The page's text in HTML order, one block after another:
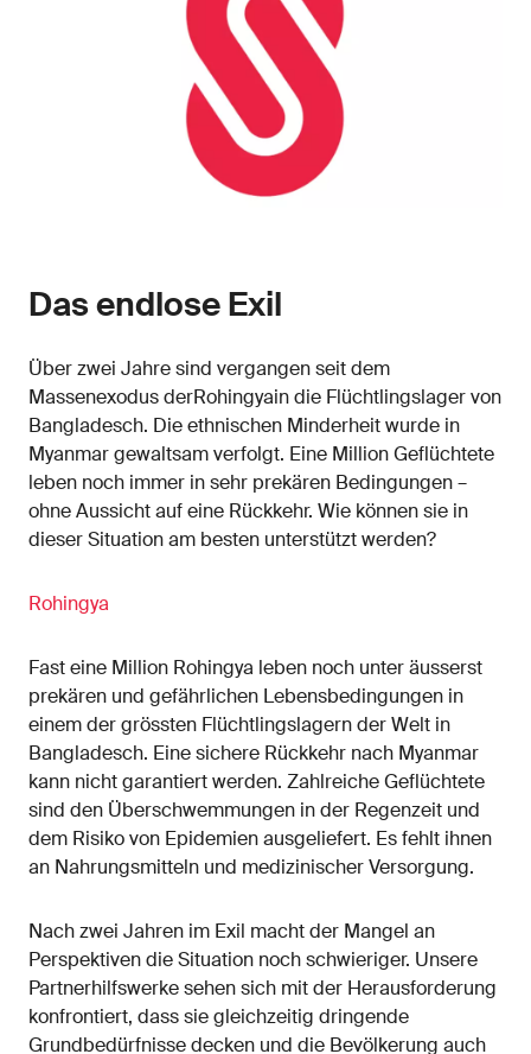
Das endlose Exil
Über zwei Jahre sind vergangen seit dem
Massenexodus derRohingyain die Flüchtlingslager von
Bangladesch. Die ethnischen Minderheit wurde in
Myanmar gewaltsam verfolgt. Eine Million Geflüchtete
leben noch immer in sehr prekären Bedingungen –
ohne Aussicht auf eine Rückkehr. Wie können sie in
dieser Situation am besten unterstützt werden?
Rohingya
Fast eine Million Rohingya leben noch unter äusserst
prekären und gefährlichen Lebensbedingungen in
einem der grössten Flüchtlingslagern der Welt in
Bangladesch. Eine sichere Rückkehr nach Myanmar
kann nicht garantiert werden. Zahlreiche Geflüchtete
sind den Überschwemmungen in der Regenzeit und
dem Risiko von Epidemien ausgeliefert. Es fehlt ihnen
an Nahrungsmitteln und medizinischer Versorgung.
Nach zwei Jahren im Exil macht der Mangel an
Perspektiven die Situation noch schwieriger. Unsere
Partnerhilfswerke sehen sich mit der Herausforderung
konfrontiert, dass sie gleichzeitig dringende
Grundbedürfnisse decken und die Bevölkerung auch